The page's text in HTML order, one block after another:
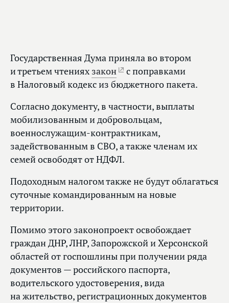
Государственная Дума приняла во втором
и третьем чтениях закон
с поправками
в Налоговый кодекс из бюджетного пакета.
Согласно документу, в частности, выплаты
мобилизованным и добровольцам,
военнослужащим-контрактникам,
задействованным в СВО, а также членам их
семей освободят от НДФЛ.
Подоходным налогом также не будут облагаться
суточные командированным на новые
территории.
Помимо этого законопроект освобождает
граждан ДНР, ЛНР, Запорожской и Херсонской
областей от госпошлины при получении ряда
документов — российского паспорта,
водительского удостоверения, вида
на жительство, регистрационных документов